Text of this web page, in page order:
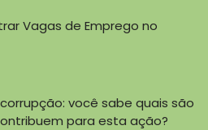
Vagas de Emprego no
você sabe quais são
para esta ação?